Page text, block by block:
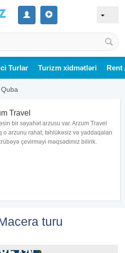
Turlar Turizm xidmətləri Rent
Quba
Travel
bir səyahət arzusu var. Arzum Travel
o arzunu rahat, təhlükəsiz və yaddaqalan
çevirməyi məqsədimiz bilirik.
turu